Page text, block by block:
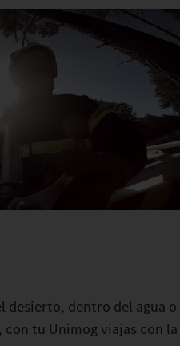
desierto, dentro del agua o
tu Unimog viajas con la